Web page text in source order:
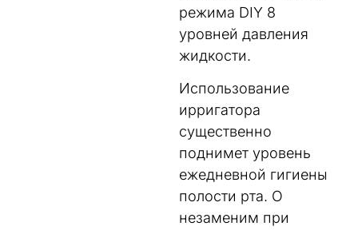
режима DIY 8
уровней давления
жидкости.
Использование
ирригатора
существенно
поднимет уровень
ежедневной гигиены
полости рта. О
незаменим при